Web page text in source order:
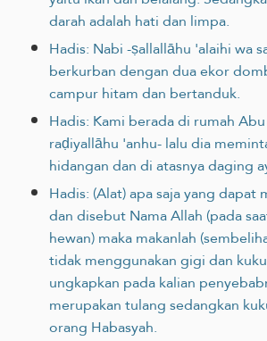
darah adalah hati dan limpa.
Hadis: Nabi -ṣallallāhu 'alaihi wa
berkurban dengan dua ekor
campur hitam dan bertanduk.
Hadis: Kami berada di rumah
raḍiyallāhu 'anhu- lalu dia
hidangan dan di atasnya daging
Hadis: (Alat) apa saja yang dapat
dan disebut Nama Allah (pada
hewan) maka makanlah
tidak menggunakan gigi dan
ungkapkan pada kalian
merupakan tulang sedangkan
orang Habasyah.